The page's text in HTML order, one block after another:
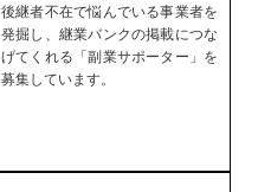
後継者不在で悩んでいる事業者を
発掘し、継業バンクの掲載につな
げてくれる「副業サポーター」を
募集しています。